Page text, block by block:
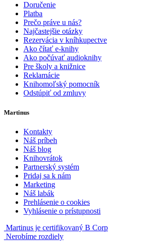
Doručenie
Platba
Prečo práve u nás?
Najčastejšie otázky
Rezervácia v kníhkupectve
Ako čítať e-knihy
Ako počúvať audioknihy
Pre školy a knižnice
Reklamácie
Knihomoľský pomocník
Odstúpiť od zmluvy
Martinus
Kontakty
Náš príbeh
Náš blog
Knihovrátok
Partnerský systém
Pridaj sa k nám
Marketing
Náš labák
Prehlásenie o cookies
Vyhlásenie o prístupnosti
Martinus je certifikovaný B Corp
Nerobíme rozdiely